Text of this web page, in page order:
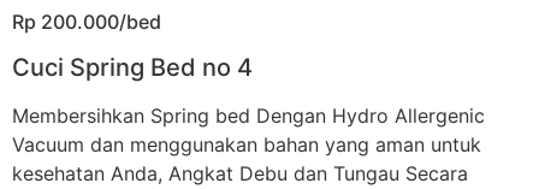
Rp 200.000/bed
Cuci Spring Bed no 4
Membersihkan Spring bed Dengan Hydro Allergenic
Vacuum dan menggunakan bahan yang aman untuk
kesehatan Anda, Angkat Debu dan Tungau Secara